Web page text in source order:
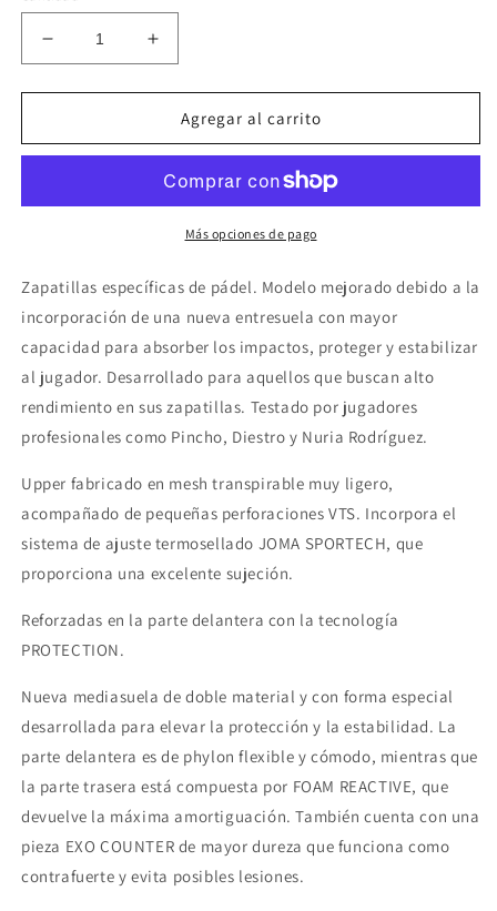
Reducir
cantidad
para
JOMA
Aumentar
cantidad
para
ZAPATILLA
JOMA
MEN
Agregar al carrito
Más opciones de pago
Zapatillas específicas de pádel. Modelo mejorado debido a la
incorporación de una nueva entresuela con mayor
capacidad para absorber los impactos, proteger y estabilizar
al jugador. Desarrollado para aquellos que buscan alto
rendimiento en sus zapatillas. Testado por jugadores
profesionales como Pincho, Diestro y Nuria Rodríguez.
Upper fabricado en mesh transpirable muy ligero,
acompañado de pequeñas perforaciones VTS. Incorpora el
sistema de ajuste termosellado JOMA SPORTECH, que
proporciona una excelente sujeción.
Reforzadas en la parte delantera con la tecnología
PROTECTION.
Nueva mediasuela de doble material y con forma especial
desarrollada para elevar la protección y la estabilidad. La
parte delantera es de phylon flexible y cómodo, mientras que
la parte trasera está compuesta por FOAM REACTIVE, que
devuelve la máxima amortiguación. También cuenta con una
pieza EXO COUNTER de mayor dureza que funciona como
contrafuerte y evita posibles lesiones.